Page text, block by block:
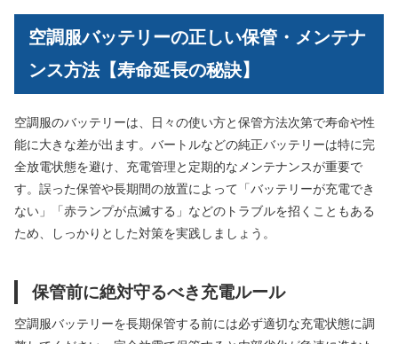
空調服バッテリーの正しい保管・メンテナ
ンス方法【寿命延長の秘訣】
空調服のバッテリーは、日々の使い方と保管方法次第で寿命や性
能に大きな差が出ます。バートルなどの純正バッテリーは特に完
全放電状態を避け、充電管理と定期的なメンテナンスが重要で
す。誤った保管や長期間の放置によって「バッテリーが充電でき
ない」「赤ランプが点滅する」などのトラブルを招くこともある
ため、しっかりとした対策を実践しましょう。
保管前に絶対守るべき充電ルール
空調服バッテリーを長期保管する前には必ず適切な充電状態に調